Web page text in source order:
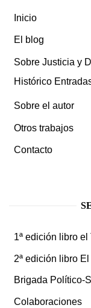
Inicio
El blog
Sobre Justicia y
Histórico
Sobre el autor
Otros trabajos
Contacto
1ª edición libro el
2ª edición libro El
Brigada Político-
Colaboraciones